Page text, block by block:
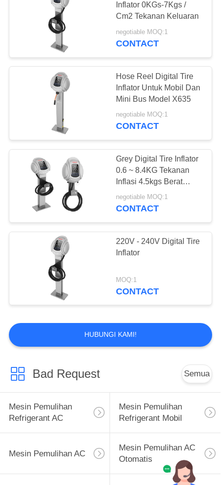
Mesin Pembuat
Ozon
Inflator 0KGs-7Kgs /
Cm2 Tekanan Keluaran
negotiable MOQ:1
CONTACT
Hose Reel Digital Tire
Inflator Untuk Mobil Dan
Mini Bus Model X635
negotiable MOQ:1
CONTACT
Grey Digital Tire Inflator
0.6 ~ 8.4KG Tekanan
Inflasi 4.5kgs Berat
Bersih
negotiable MOQ:1
CONTACT
220V - 240V Digital Tire
Inflator
MOQ:1
CONTACT
HUBUNGI KAMI!
Bad Request Semua
Mesin Pemulihan
Refrigerant AC
Mesin Pemulihan
Refrigerant Mobil
Mesin Pemulihan AC
Mesin Pemulihan AC
Otomatis